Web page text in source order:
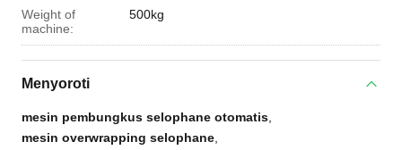
Weight of
machine:
500kg
Menyoroti
mesin pembungkus selophane otomatis
mesin overwrapping selophane